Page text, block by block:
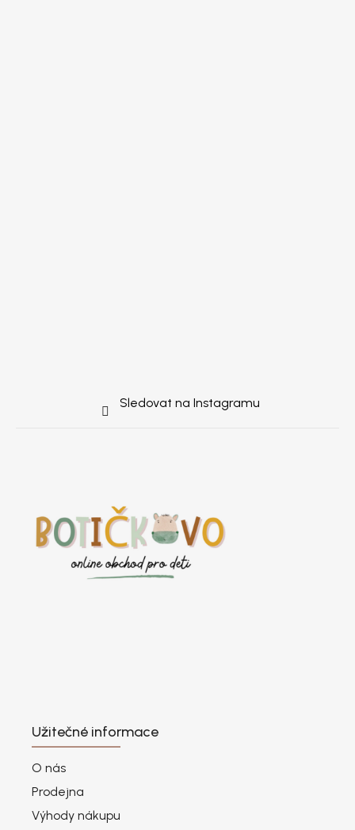
Sledovat na Instagramu
Užitečné informace
O nás
Prodejna
Výhody nákupu